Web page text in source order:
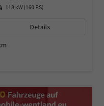
118 kW (160 PS)
Details